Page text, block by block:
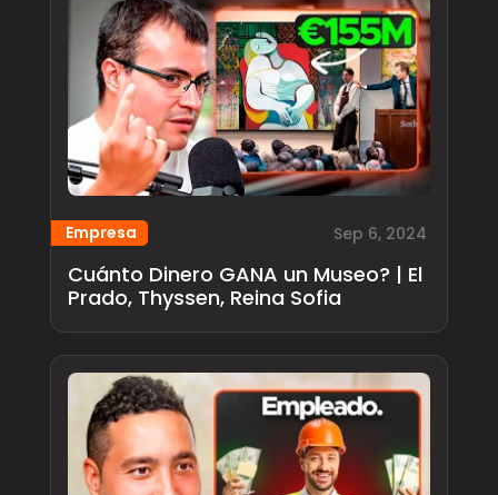
Empresa Sep 6, 2024
Cuánto Dinero GANA un Museo? | El
Prado, Thyssen, Reina Sofia